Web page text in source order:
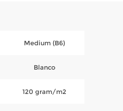
Medium (B6)
Blanco
120 gram/m2